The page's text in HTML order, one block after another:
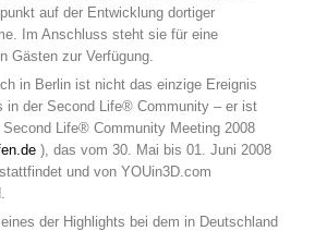
auf der Entwicklung dortiger
Im Anschluss steht sie für eine
Gästen zur Verfügung.
in Berlin ist nicht das einzige Ereignis
in der Second Life® Community – er ist
Life® Community Meeting 2008
), das vom 30. Mai bis 01. Juni 2008
und von YOUin3D.com
der Highlights bei dem in Deutschland